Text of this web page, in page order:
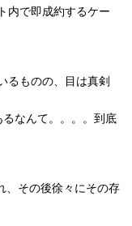
内で即成約するケー
るものの、目は真剣
なんて。。。。到底
、その後徐々にその存